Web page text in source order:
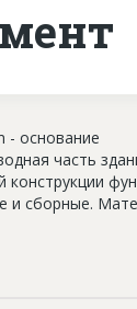
- основание
часть
конструкции
сборные.